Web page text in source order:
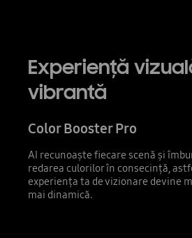
Experienţă
vibrantă
Color Booster Pro
AI recunoaște fiecare scenă și
redarea culorilor în consecință,
experiența ta de vizionare devine
mai dinamică.